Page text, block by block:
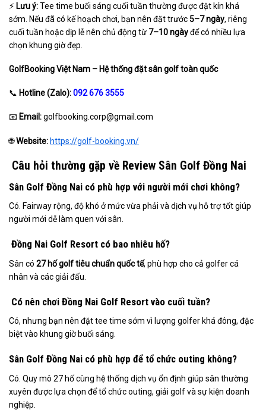
⚡ Lưu ý:Tee time buổi sáng cuối tuần thường được đặt kín khá
sớm. Nếu đã có kế hoạch chơi, bạn nên đặt trước5–7 ngày, riêng
cuối tuần hoặc dịp lễ nên chủ động từ 7–10 ngàyđể có nhiều lựa
chọn khung giờ đẹp.
GolfBooking Việt Nam – Hệ thống đặt sân golf toàn quốc
📞 Hotline (Zalo):092 676 3555
📧 Email:golfbooking.corp@gmail.com
🌐Website: https://golf-booking.vn/
Câu hỏi thường gặp về Review Sân Golf Đồng Nai
Sân Golf Đồng Nai có phù hợp với người mới chơi không?
Có. Fairway rộng, độ khó ở mức vừa phải và dịch vụ hỗ trợ tốt giúp
người mới dễ làm quen với sân.
Đồng Nai Golf Resort có bao nhiêu hố?
Sân có 27 hố golf tiêu chuẩn quốc tế, phù hợp cho cả golfer cá
nhân và các giải đấu.
Có nên chơi Đồng Nai Golf Resort vào cuối tuần?
Có, nhưng bạn nên đặt tee time sớm vì lượng golfer khá đông, đặc
biệt vào khung giờ buổi sáng.
Sân Golf Đồng Nai có phù hợp để tổ chức outing không?
Có. Quy mô 27 hố cùng hệ thống dịch vụ ổn định giúp sân thường
xuyên được lựa chọn để tổ chức outing, giải golf và sự kiện doanh
nghiệp.